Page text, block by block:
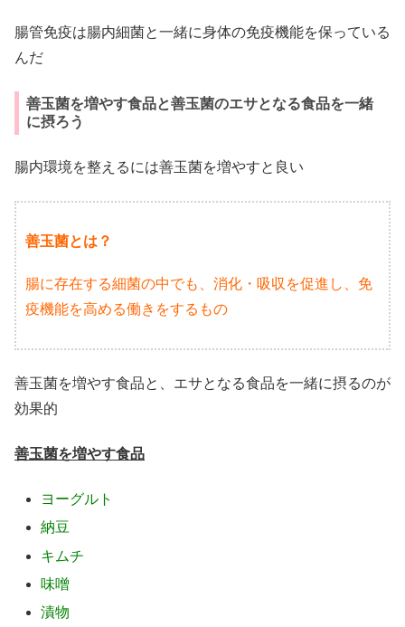
腸管免疫は腸内細菌と一緒に身体の免疫機能を保っている
んだ
善玉菌を増やす食品と善玉菌のエサとなる食品を一緒
に摂ろう
腸内環境を整えるには善玉菌を増やすと良い
善玉菌とは？
腸に存在する細菌の中でも、消化・吸収を促進し、免
疫機能を高める働きをするもの
善玉菌を増やす食品と、エサとなる食品を一緒に摂るのが
効果的
善玉菌を増やす食品
ヨーグルト
納豆
キムチ
味噌
漬物